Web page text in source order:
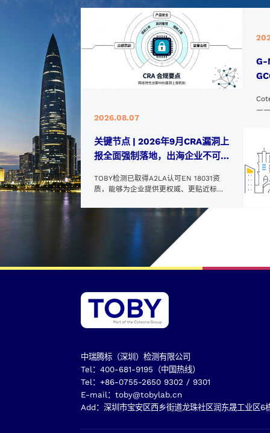
2026.08.07
关键节点 | 2026年9月CRA漏洞上
报全面强制落地，出海企业不可
TOBY检测已取得A2LA认可EN 18031资
质，能够为企业提供更权威、更贴近标准
业产品进入欧盟市场。
G-
——
业
证
拓
证”
中瑞腾标（深圳）检测有限公司
Tel：400-681-9195（中国热线）
Tel：+86-0755-2650 9302 / 9301
E-mail：toby@tobylab.cn
Add：深圳市宝安区西乡街道龙珠社区润东晟工业区6